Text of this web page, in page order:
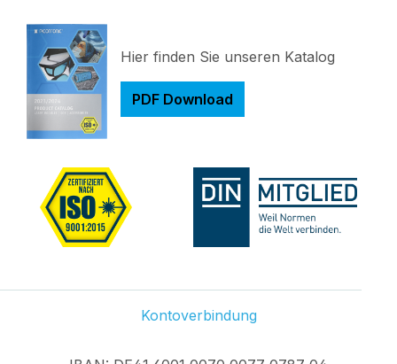
Hier finden Sie unseren Katalog
PDF Download
Kontoverbindung